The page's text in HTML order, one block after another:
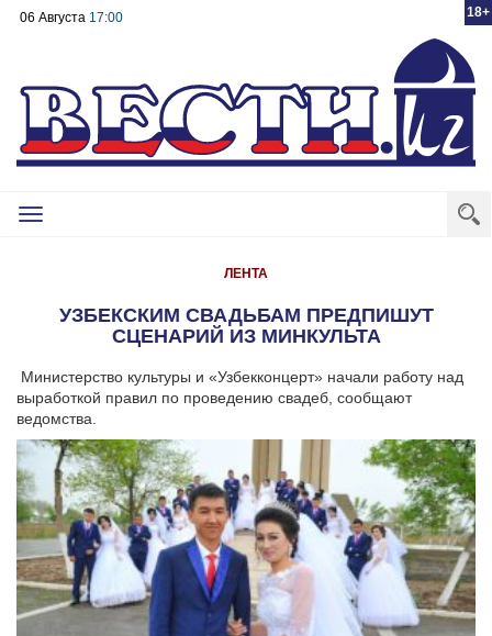
18+
06 Августа 17:00
Toggle
ЛЕНТА
УЗБЕКСКИМ СВАДЬБАМ ПРЕДПИШУТ
СЦЕНАРИЙ ИЗ МИНКУЛЬТА
Министерство культуры и «Узбекконцерт» начали работу над
выработкой правил по проведению свадеб, сообщают
ведомства.